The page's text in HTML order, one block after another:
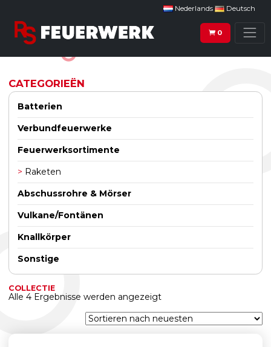
Nederlands Deutsch
0
CATEGORIEËN
Batterien
Verbundfeuerwerke
Feuerwerksortimente
Raketen
Abschussrohre & Mörser
Vulkane/Fontänen
Knallkörper
Sonstige
COLLECTIE
Alle 4 Ergebnisse werden angezeigtNach
sortiert